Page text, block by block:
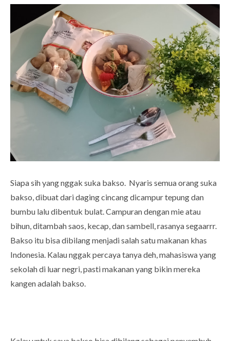
Siapa sih yang nggak suka bakso. Nyaris semua orang suka
bakso, dibuat dari daging cincang dicampur tepung dan
bumbu lalu dibentuk bulat. Campuran dengan mie atau
bihun, ditambah saos, kecap, dan sambell, rasanya segaarrr.
Bakso itu bisa dibilang menjadi salah satu makanan khas
Indonesia. Kalau nggak percaya tanya deh, mahasiswa yang
sekolah di luar negri, pasti makanan yang bikin mereka
kangen adalah bakso.